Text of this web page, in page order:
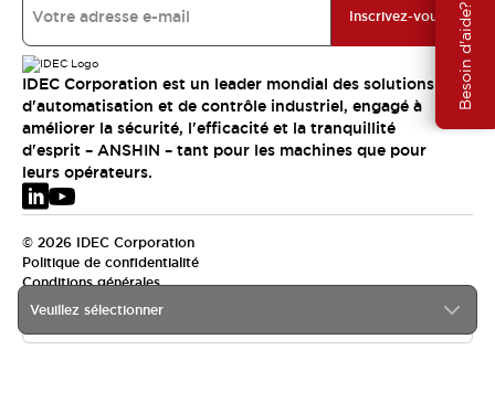
Besoin d'aide?
Veuillez sélectionner
Inscrivez-vous
IDEC Corporation est un leader mondial des solutions
d'automatisation et de contrôle industriel, engagé à
améliorer la sécurité, l'efficacité et la tranquillité
d'esprit – ANSHIN – tant pour les machines que pour
leurs opérateurs.
© 2026 IDEC Corporation
Politique de confidentialité
Conditions générales
EMEA